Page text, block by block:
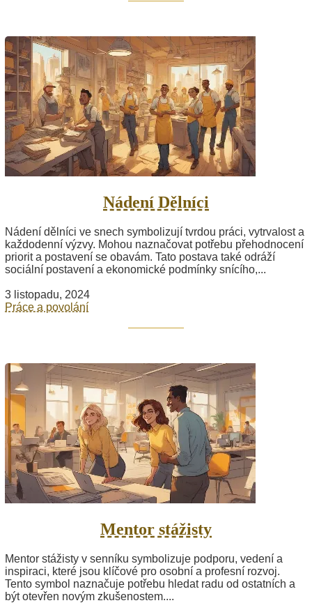
Nádení Dělníci
Nádení dělníci ve snech symbolizují tvrdou práci, vytrvalost a
každodenní výzvy. Mohou naznačovat potřebu přehodnocení
priorit a postavení se obavám. Tato postava také odráží
sociální postavení a ekonomické podmínky snícího,...
3 listopadu, 2024
Práce a povolání
Mentor stážisty
Mentor stážisty v senníku symbolizuje podporu, vedení a
inspiraci, které jsou klíčové pro osobní a profesní rozvoj.
Tento symbol naznačuje potřebu hledat radu od ostatních a
být otevřen novým zkušenostem....